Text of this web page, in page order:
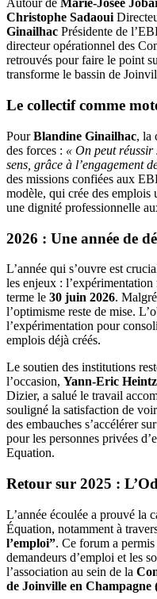
Autour de Marie-Josée
Christophe Sadaoui
Ginailhac Présidente de
directeur opérationnel des
retrouvés pour faire le point
transforme le bassin de
Le collectif comme
PourBlandine Ginailhac, la
des forces : « On peut réussir
sens, grâce à l’engagement
des missions confiées aux
modèle, qui crée des emplois
une dignité professionnelle
2026 : Une année de
L’année qui s’ouvre est
les enjeux :
terme le 30 juin 2026.
l’optimisme reste de mise.
l’expérimentation pour
emplois déjà créés.
Le soutien des institutions
l’occasion, Yann-Eric Heintz
Dizier, a salué le travail
souligné la satisfaction de
des embauches s’accélérer
pour les personnes privées
Equation.
Retour sur 2025 :
L’année écoulée a prouvé la
Équation, notamment à
l’emploi”. Ce forum a
demandeurs d’emploi et les
l’association au sein de la
de Joinville en